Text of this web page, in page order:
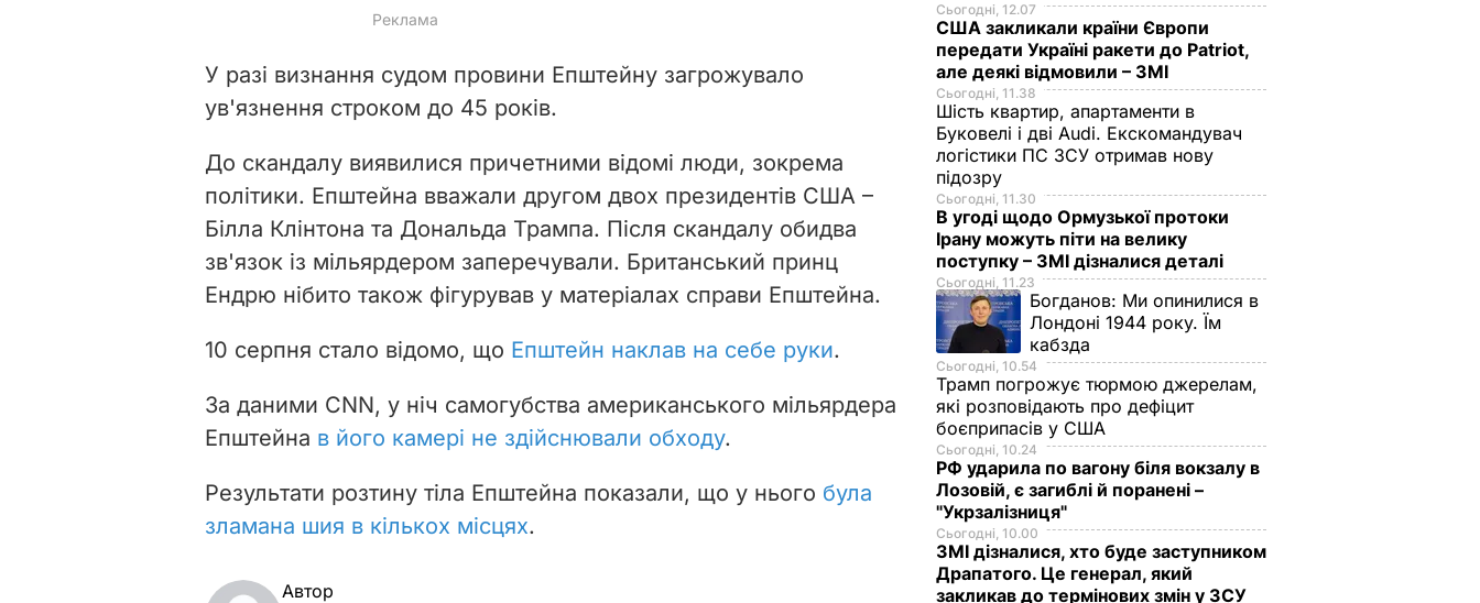
У разі визнання судом провини Епштейну загрожувало
ув'язнення строком до 45 років.
До скандалу виявилися причетними відомі люди, зокрема
політики. Епштейна вважали другом двох президентів США –
Білла Клінтона та Дональда Трампа. Після скандалу обидва
зв'язок із мільярдером заперечували. Британський принц
Ендрю нібито також фігурував у матеріалах справи Епштейна.
10 серпня стало відомо, що Епштейн наклав на себе руки.
За даними CNN, у ніч самогубства американського мільярдера
Епштейна в його камері не здійснювали обходу.
Результати розтину тіла Епштейна показали, що у нього була
зламана шия в кількох місцях.
Автор
Сьогодні, 12.07
США закликали країни Європи
передати Україні ракети до Patriot,
але деякі відмовили – ЗМІ
Сьогодні, 11.38
Шість квартир, апартаменти в
Буковелі і дві Audi. Екскомандувач
логістики ПС ЗСУ отримав нову
підозру
Сьогодні, 11.30
В угоді щодо Ормузької протоки
Ірану можуть піти на велику
поступку – ЗМІ дізналися деталі
Сьогодні, 11.23
Богданов: Ми опинилися в
Лондоні 1944 року. Їм
кабзда
Сьогодні, 10.54
Трамп погрожує тюрмою джерелам,
які розповідають про дефіцит
боєприпасів у США
Сьогодні, 10.24
РФ ударила по вагону біля вокзалу в
Лозовій, є загиблі й поранені –
"Укрзалізниця"
Сьогодні, 10.00
ЗМІ дізналися, хто буде заступником
Драпатого. Це генерал, який
закликав до термінових змін у ЗСУ